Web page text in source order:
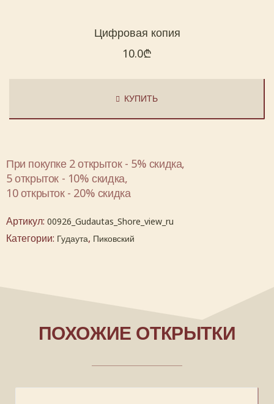
Цифровая копия
10.0₾
КУПИТЬ
При покупке 2 открыток - 5% скидка,
5 открыток - 10% скидка,
10 открыток - 20% скидка
Артикул: 00926_Gudautas_Shore_view_ru
Категории: Гудаута, Пиковский
ПОХОЖИЕ ОТКРЫТКИ